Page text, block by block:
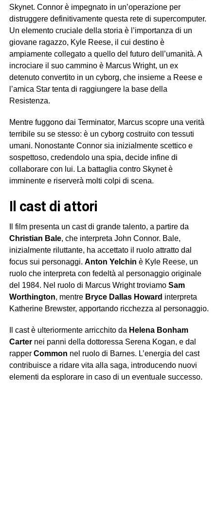
Skynet. Connor è impegnato in un’operazione per
distruggere definitivamente questa rete di supercomputer.
Un elemento cruciale della storia è l’importanza di un
giovane ragazzo, Kyle Reese, il cui destino è
ampiamente collegato a quello del futuro dell’umanità. A
incrociare il suo cammino è Marcus Wright, un ex
detenuto convertito in un cyborg, che insieme a Reese e
l’amica Star tenta di raggiungere la base della
Resistenza.
Mentre fuggono dai Terminator, Marcus scopre una verità
terribile su se stesso: è un cyborg costruito con tessuti
umani. Nonostante Connor sia inizialmente scettico e
sospettoso, credendolo una spia, decide infine di
collaborare con lui. La battaglia contro Skynet è
imminente e riserverà molti colpi di scena.
il cast di attori
Il film presenta un cast di grande talento, a partire da
Christian Bale, che interpreta John Connor. Bale,
inizialmente riluttante, ha accettato il ruolo attratto dal
focus sui personaggi. Anton Yelchin è Kyle Reese, un
ruolo che interpreta con fedeltà al personaggio originale
del 1984. Nel ruolo di Marcus Wright troviamo Sam
Worthington, mentre Bryce Dallas Howard interpreta
Katherine Brewster, apportando ricchezza al personaggio.
Il cast è ulteriormente arricchito da Helena Bonham
Carternei panni della dottoressa Serena Kogan, e dal
rapper Common nel ruolo di Barnes. L’energia del cast
contribuisce a ridare vita alla saga, introducendo nuovi
elementi da esplorare in caso di un eventuale successo.